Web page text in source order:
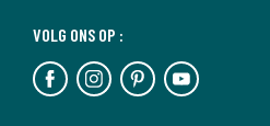
VOLG ONS OP :